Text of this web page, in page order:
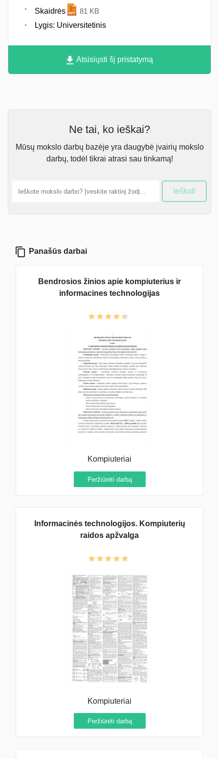
Skaidrės
81 KB
Lygis: Universitetinis
Atsisiųsti šį pristatymą
Ne tai, ko ieškai?
Mūsų mokslo darbų bazėje yra daugybė įvairių mokslo
darbų, todėl tikrai atrasi sau tinkamą!
Ieškoti
Panašūs darbai
Bendrosios žinios apie kompiuterius ir
informacines technologijas
Kompiuteriai
Peržiūrėti darbą
Informacinės technologijos. Kompiuterių
raidos apžvalga
Kompiuteriai
Peržiūrėti darbą